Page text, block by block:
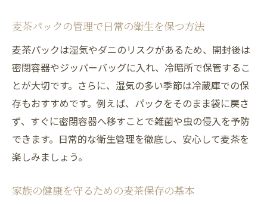
麦茶パックの管理で日常の衛生を保つ方法
麦茶パックは湿気やダニのリスクがあるため、開封後は
密閉容器やジッパーバッグに入れ、冷暗所で保管するこ
とが大切です。さらに、湿気の多い季節は冷蔵庫での保
存もおすすめです。例えば、パックをそのまま袋に戻さ
ず、すぐに密閉容器へ移すことで雑菌や虫の侵入を予防
できます。日常的な衛生管理を徹底し、安心して麦茶を
楽しみましょう。
家族の健康を守るための麦茶保存の基本